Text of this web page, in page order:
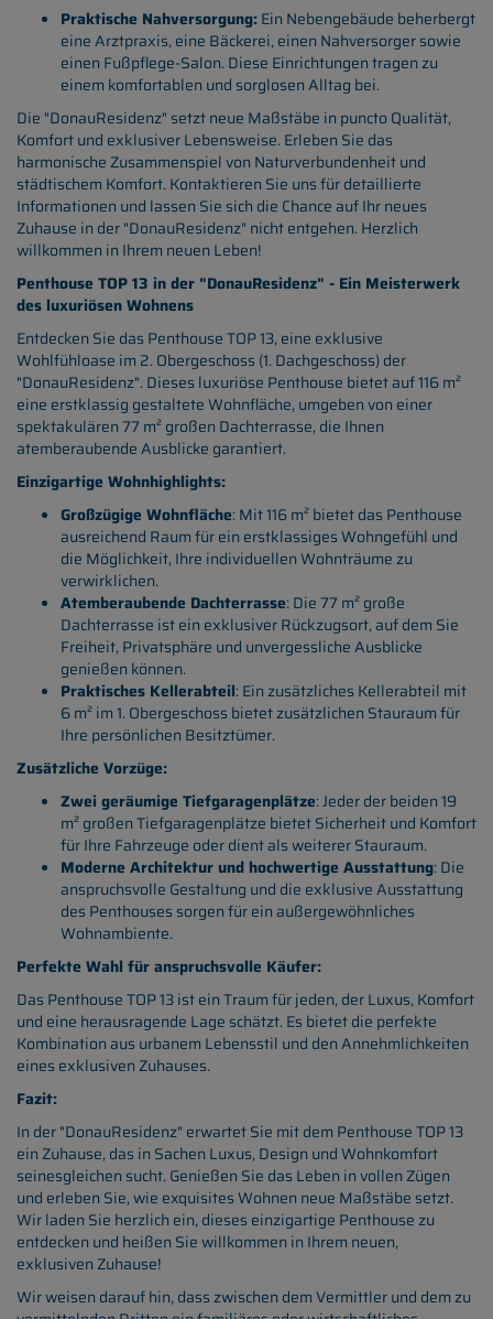
Praktische Nahversorgung:Ein Nebengebäude beherbergt
eine Arztpraxis, eine Bäckerei, einen Nahversorger sowie
einen Fußpflege-Salon. Diese Einrichtungen tragen zu
einem komfortablen und sorglosen Alltag bei.
Die "DonauResidenz" setzt neue Maßstäbe in puncto Qualität,
Komfort und exklusiver Lebensweise. Erleben Sie das
harmonische Zusammenspiel von Naturverbundenheit und
städtischem Komfort. Kontaktieren Sie uns für detaillierte
Informationen und lassen Sie sich die Chance auf Ihr neues
Zuhause in der "DonauResidenz" nicht entgehen. Herzlich
willkommen in Ihrem neuen Leben!
Penthouse TOP 13 in der "DonauResidenz" - Ein Meisterwerk
des luxuriösen Wohnens
Entdecken Sie das Penthouse TOP 13, eine exklusive
Wohlfühloase im 2. Obergeschoss (1. Dachgeschoss) der
"DonauResidenz". Dieses luxuriöse Penthouse bietet auf 116 m²
eine erstklassig gestaltete Wohnfläche, umgeben von einer
spektakulären 77 m² großen Dachterrasse, die Ihnen
atemberaubende Ausblicke garantiert.
Einzigartige Wohnhighlights:
Großzügige Wohnfläche: Mit 116 m² bietet das Penthouse
ausreichend Raum für ein erstklassiges Wohngefühl und
die Möglichkeit, Ihre individuellen Wohnträume zu
verwirklichen.
Atemberaubende Dachterrasse: Die 77 m² große
Dachterrasse ist ein exklusiver Rückzugsort, auf dem Sie
Freiheit, Privatsphäre und unvergessliche Ausblicke
genießen können.
Praktisches Kellerabteil: Ein zusätzliches Kellerabteil mit
6 m² im 1. Obergeschoss bietet zusätzlichen Stauraum für
Ihre persönlichen Besitztümer.
Zusätzliche Vorzüge:
Zwei geräumige Tiefgaragenplätze: Jeder der beiden 19
m² großen Tiefgaragenplätze bietet Sicherheit und Komfort
für Ihre Fahrzeuge oder dient als weiterer Stauraum.
Moderne Architektur und hochwertige Ausstattung: Die
anspruchsvolle Gestaltung und die exklusive Ausstattung
des Penthouses sorgen für ein außergewöhnliches
Wohnambiente.
Perfekte Wahl für anspruchsvolle Käufer:
Das Penthouse TOP 13 ist ein Traum für jeden, der Luxus, Komfort
und eine herausragende Lage schätzt. Es bietet die perfekte
Kombination aus urbanem Lebensstil und den Annehmlichkeiten
eines exklusiven Zuhauses.
Fazit:
In der "DonauResidenz" erwartet Sie mit dem Penthouse TOP 13
ein Zuhause, das in Sachen Luxus, Design und Wohnkomfort
seinesgleichen sucht. Genießen Sie das Leben in vollen Zügen
und erleben Sie, wie exquisites Wohnen neue Maßstäbe setzt.
Wir laden Sie herzlich ein, dieses einzigartige Penthouse zu
entdecken und heißen Sie willkommen in Ihrem neuen,
exklusiven Zuhause!
Wir weisen darauf hin, dass zwischen dem Vermittler und dem zu